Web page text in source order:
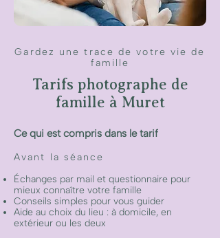
Gardez une trace de votre vie de
famille
Tarifs photographe de
famille à Muret
Ce qui est compris dans le tarif​
Avant la séance
Échanges par mail et questionnaire pour
mieux connaître votre famille
Conseils simples pour vous guider
Aide au choix du lieu : à domicile, en
extérieur ou les deux